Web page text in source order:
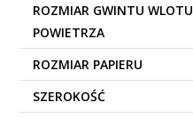
ROZMIAR GWINTU WLOTU
POWIETRZA
ROZMIAR PAPIERU
SZEROKOŚĆ